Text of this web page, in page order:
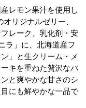
レモン果汁を使用し
リジナルゼリー、
レーク、乳化剤・安
ラ」に、北海道産フ
」と生クリーム・メ
キを重ねた贅沢なパ
と爽やかな甘さのシ
にも鮮やかな一品で